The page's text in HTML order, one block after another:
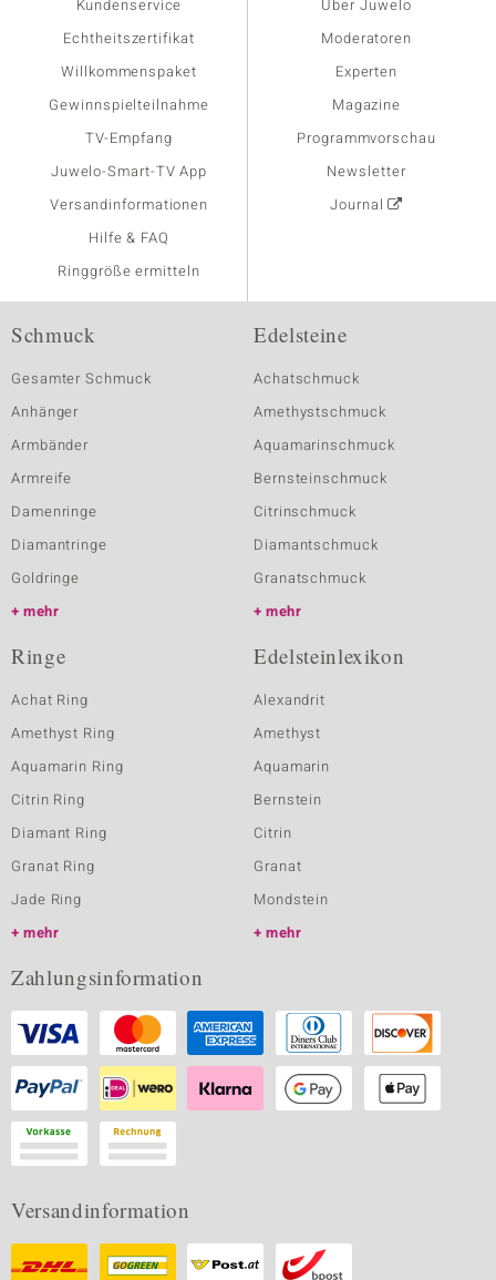
Kundenservice
Echtheitszertifikat
Willkommenspaket
Gewinnspielteilnahme
TV-Empfang
Juwelo-Smart-TV App
Versandinformationen
Hilfe & FAQ
Ringgröße ermitteln
Über Juwelo
Moderatoren
Experten
Magazine
Programmvorschau
Newsletter
Journal
Schmuck
Gesamter Schmuck
Anhänger
Armbänder
Armreife
Damenringe
Diamantringe
Goldringe
mehr
Edelsteine
Achatschmuck
Amethystschmuck
Aquamarinschmuck
Bernsteinschmuck
Citrinschmuck
Diamantschmuck
Granatschmuck
mehr
Ringe
Achat Ring
Amethyst Ring
Aquamarin Ring
Citrin Ring
Diamant Ring
Granat Ring
Jade Ring
mehr
Edelsteinlexikon
Alexandrit
Amethyst
Aquamarin
Bernstein
Citrin
Granat
Mondstein
mehr
Zahlungsinformation
Versandinformation